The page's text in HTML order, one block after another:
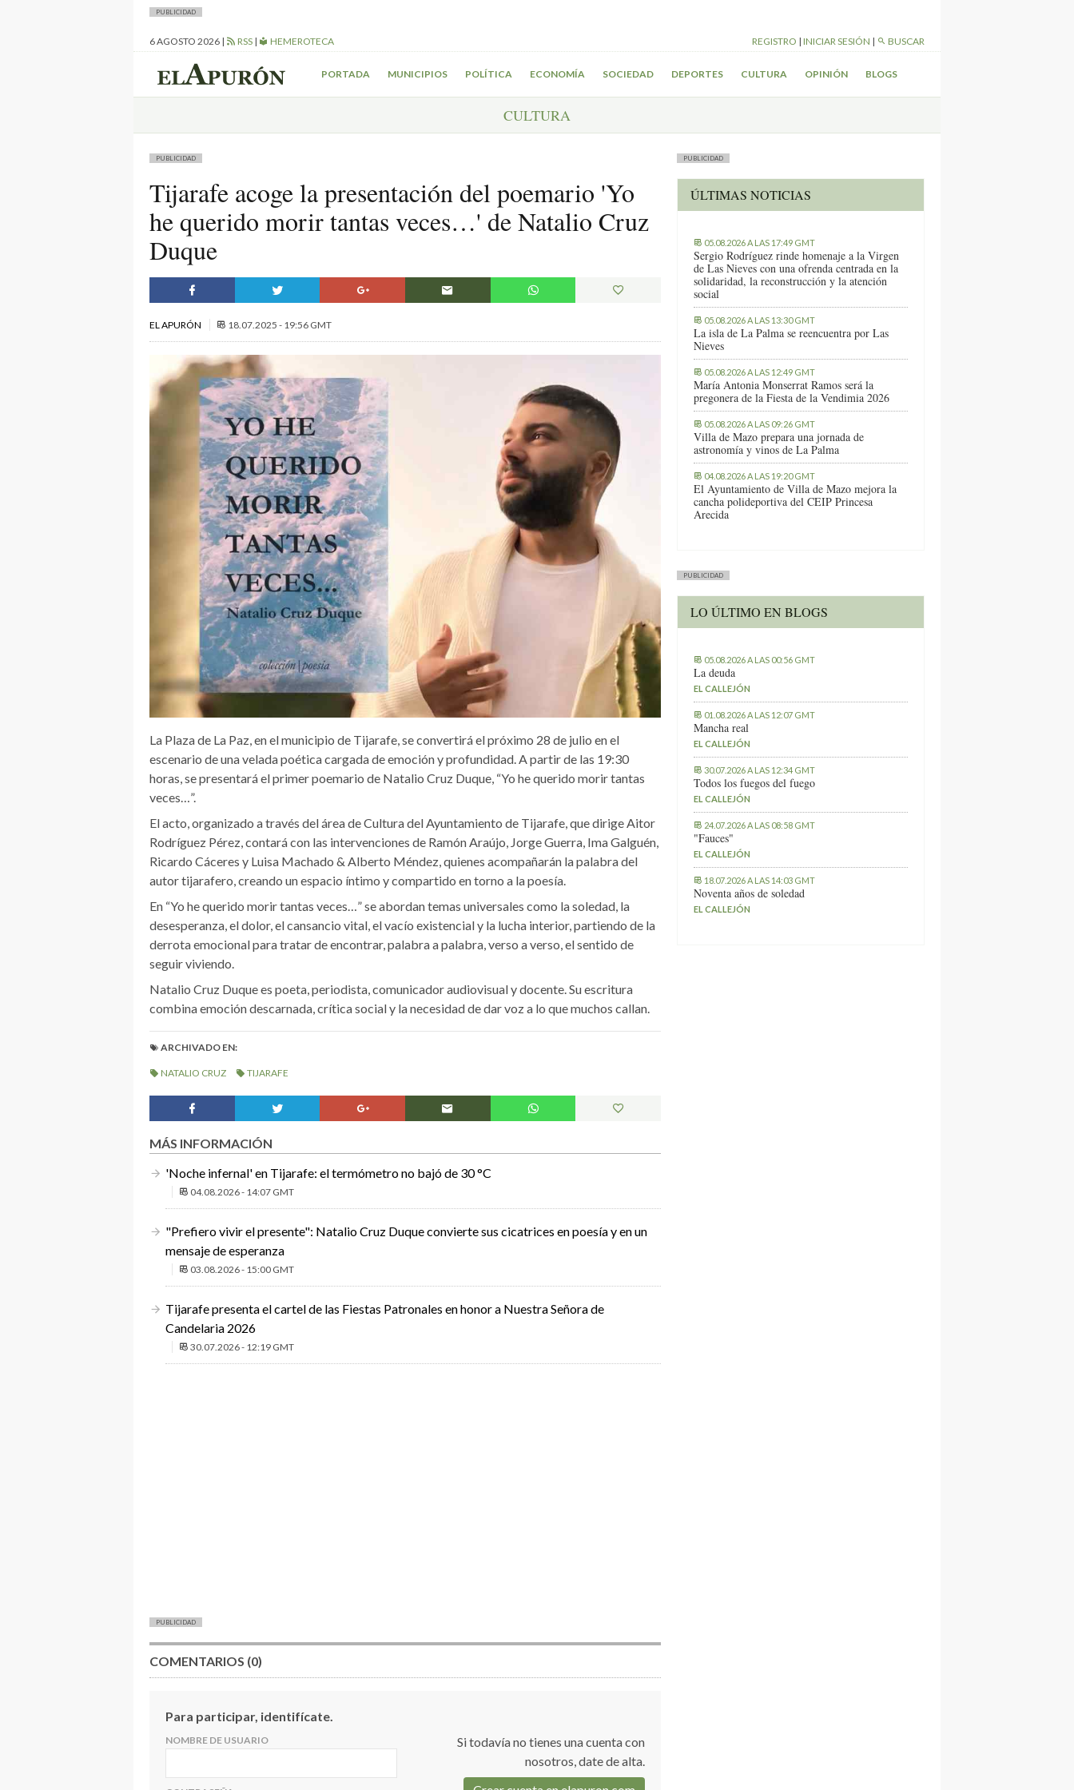
PUBLICIDAD
6 AGOSTO 2026 | RSS | HEMEROTECA REGISTRO | INICIAR SESIÓN | BUSCAR
PORTADA MUNICIPIOS POLÍTICA ECONOMÍA SOCIEDAD DEPORTES CULTURA OPINIÓN BLOGS
CULTURA
PUBLICIDAD
Tijarafe acoge la presentación del poemario 'Yo
he querido morir tantas veces…' de Natalio Cruz
Duque
EL APURÓN 18.07.2025 - 19:56 GMT
La Plaza de La Paz, en el municipio de Tijarafe, se convertirá el próximo 28 de julio en el
escenario de una velada poética cargada de emoción y profundidad. A partir de las 19:30
horas, se presentará el primer poemario de Natalio Cruz Duque, “Yo he querido morir tantas
veces…”.
El acto, organizado a través del área de Cultura del Ayuntamiento de Tijarafe, que dirige Aitor
Rodríguez Pérez, contará con las intervenciones de Ramón Araújo, Jorge Guerra, Ima Galguén,
Ricardo Cáceres y Luisa Machado & Alberto Méndez, quienes acompañarán la palabra del
autor tijarafero, creando un espacio íntimo y compartido en torno a la poesía.
En “Yo he querido morir tantas veces…” se abordan temas universales como la soledad, la
desesperanza, el dolor, el cansancio vital, el vacío existencial y la lucha interior, partiendo de la
derrota emocional para tratar de encontrar, palabra a palabra, verso a verso, el sentido de
seguir viviendo.
Natalio Cruz Duque es poeta, periodista, comunicador audiovisual y docente. Su escritura
combina emoción descarnada, crítica social y la necesidad de dar voz a lo que muchos callan.
ARCHIVADO EN:
NATALIO CRUZ TIJARAFE
MÁS INFORMACIÓN
'Noche infernal' en Tijarafe: el termómetro no bajó de 30 °C
04.08.2026 - 14:07 GMT
"Prefiero vivir el presente": Natalio Cruz Duque convierte sus cicatrices en poesía y en un
mensaje de esperanza
03.08.2026 - 15:00 GMT
Tijarafe presenta el cartel de las Fiestas Patronales en honor a Nuestra Señora de
Candelaria 2026
30.07.2026 - 12:19 GMT
PUBLICIDAD
COMENTARIOS (0)
Para participar, identifícate.
NOMBRE DE USUARIO
Si todavía no tienes una cuenta con
nosotros, date de alta.
PUBLICIDAD
ÚLTIMAS NOTICIAS
05.08.2026 A LAS 17:49 GMT
Sergio Rodríguez rinde homenaje a la Virgen
de Las Nieves con una ofrenda centrada en la
solidaridad, la reconstrucción y la atención
social
05.08.2026 A LAS 13:30 GMT
La isla de La Palma se reencuentra por Las
Nieves
05.08.2026 A LAS 12:49 GMT
María Antonia Monserrat Ramos será la
pregonera de la Fiesta de la Vendimia 2026
05.08.2026 A LAS 09:26 GMT
Villa de Mazo prepara una jornada de
astronomía y vinos de La Palma
04.08.2026 A LAS 19:20 GMT
El Ayuntamiento de Villa de Mazo mejora la
cancha polideportiva del CEIP Princesa
Arecida
PUBLICIDAD
LO ÚLTIMO EN BLOGS
05.08.2026 A LAS 00:56 GMT
La deuda
EL CALLEJÓN
01.08.2026 A LAS 12:07 GMT
Mancha real
EL CALLEJÓN
30.07.2026 A LAS 12:34 GMT
Todos los fuegos del fuego
EL CALLEJÓN
24.07.2026 A LAS 08:58 GMT
"Fauces"
EL CALLEJÓN
18.07.2026 A LAS 14:03 GMT
Noventa años de soledad
EL CALLEJÓN